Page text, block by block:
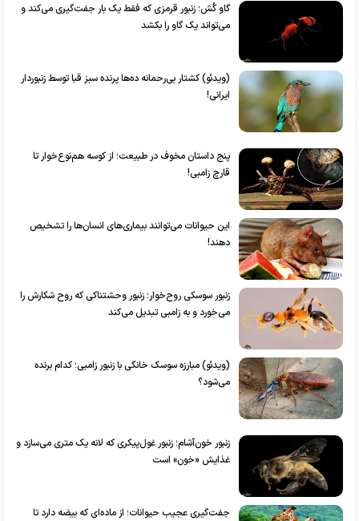
گاو کُش؛ زنبور قرمزی که فقط یک بار جفت‌گیری می‌کند و
می‌تواند یک گاو را بکشد
(ویدئو) کشتار بی‌رحمانه ده‌ها پرنده سبز قبا توسط زنبوردار
ایرانی!
پنج داستان مخوف در طبیعت؛ از کوسه هم‌نوع‌خوار تا
قارچ زامبی!
این حیوانات می‌توانند بیماری‌های انسان‌ها را تشخیص
دهند!
زنبور سوسکی روح‌خوار؛ زنبور وحشتناکی که روح شکارش را
می‌خورد و به زامبی تبدیل می‌کند
(ویدئو) مبارزه سوسک خانگی با زنبور زامبی؛ کدام برنده
می‌شود؟
زنبور خون‌آشام؛ زنبور غول‌پیکری که لانه یک متری می‌سازد و
غذایش «خون» است
جفت‌گیری عجیب حیوانات؛ از ماده‌ای که بیضه دارد تا